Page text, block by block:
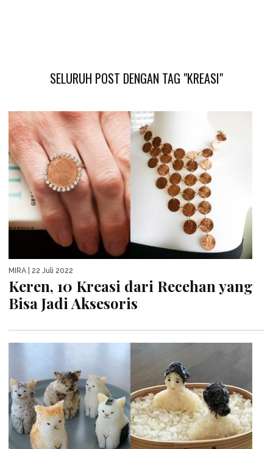
SELURUH POST DENGAN TAG "KREASI"
MIRA | 22 Juli 2022
Keren, 10 Kreasi dari Recehan yang
Bisa Jadi Aksesoris